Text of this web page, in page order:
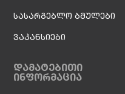
სასარგებლო ბმულები
ვაკანსიები
დამატებითი
ინფორმაცია